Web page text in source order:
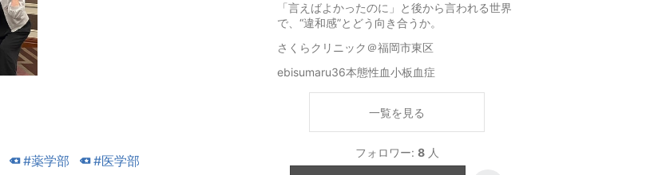
#薬学部
#医学部
「言えばよかったのに」と後から言われる世界
で、“違和感”とどう向き合うか。
さくらクリニック＠福岡市東区
ebisumaru36本態性血小板血症
一覧を見る
フォロワー: 8 人